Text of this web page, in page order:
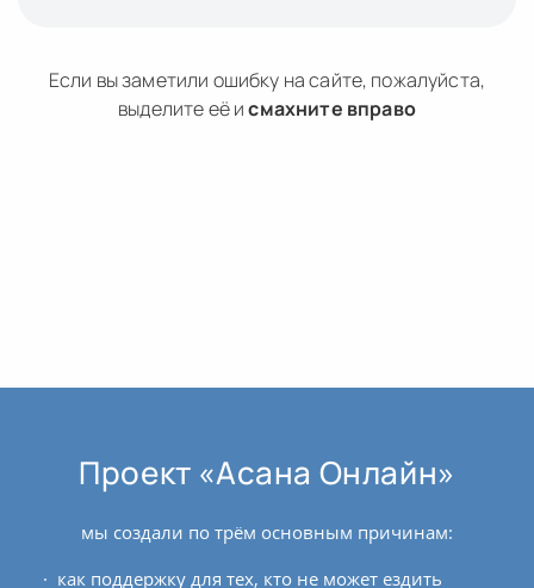
Если вы заметили ошибку на сайте, пожалуйста,
выделите её исмахните вправо
Проект «Асана Онлайн»
мы создали по трём основным причинам:
как поддержку для тех, кто не может ездить